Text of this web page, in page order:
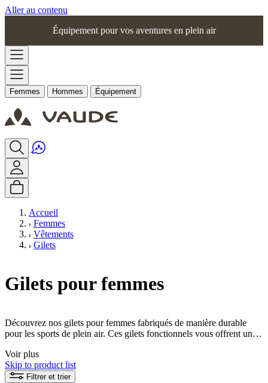
Aller au contenu
Équipement pour vos aventures en plein air
Femmes Hommes Équipement
Accueil
Femmes
Vêtements
Gilets
Gilets pour femmes
Découvrez nos gilets pour femmes fabriqués de manière durable
pour les sports de plein air. Ces gilets fonctionnels vous offrent une
protection contre le refroidissement là où c'est le plus important.
Profitez d'un confort et de performances optimales lors de vos
aventures en pleine nature et optez pour une qualité durable.
Voir plus
Skip to product list
Filtrer et trier